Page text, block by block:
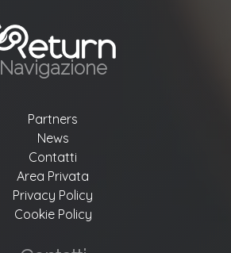
Navigazione
Partners
News
Contatti
Area Privata
Privacy Policy
Cookie Policy